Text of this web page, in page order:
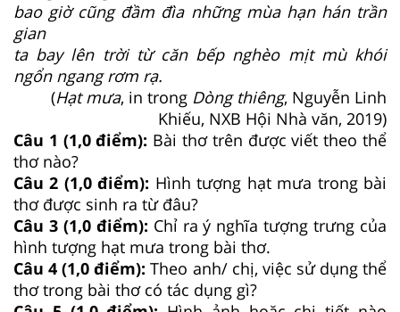
bao giờ cũng đầm đìa những mùa hạn hán trần
gian
ta bay lên trời từ căn bếp nghèo mịt mù khói
ngổn ngang rơm rạ.
(Hạt mưa, in trong Dòng thiêng, Nguyễn Linh
Khiếu, NXB Hội Nhà văn, 2019)
Câu 1 (1,0 điểm): Bài thơ trên được viết theo thể
thơ nào?
Câu 2 (1,0 điểm): Hình tượng hạt mưa trong bài
thơ được sinh ra từ đâu?
Câu 3 (1,0 điểm): Chỉ ra ý nghĩa tượng trưng của
hình tượng hạt mưa trong bài thơ.
Câu 4 (1,0 điểm): Theo anh/ chị, việc sử dụng thể
thơ trong bài thơ có tác dụng gì?